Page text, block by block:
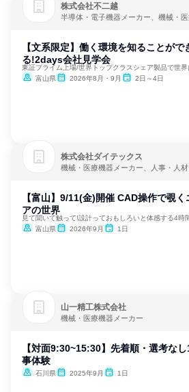
株式会社不二越
半導体・電子機器メーカー、機械・
【文系限定】働く環境を知ることがで
る!2days会社見学会
東証プライム上場/世界トップクラスシェア製品で世界
富山県
2026年8月・9月 2日～4日
株式会社ダイテックス
機械・医療機器メーカー、人事・人材
【富山】9/11(金)開催 CAD操作で覗く
アの世界
見て聞いて触って!設計っておもしろいと体感する4時
富山県
2026年9月 1日
山一精工株式会社
機械・医療機器メーカー
【対面9:30~15:30】先着順・選考な
事体験
石川県 2025年9月 1日